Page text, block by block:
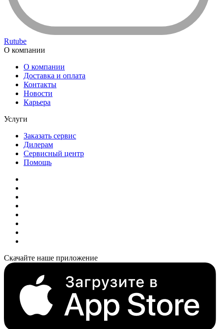
Rutube
О компании
О компании
Доставка и оплата
Контакты
Новости
Карьера
Услуги
Заказать сервис
Дилерам
Сервисный центр
Помощь
Скачайте наше приложение